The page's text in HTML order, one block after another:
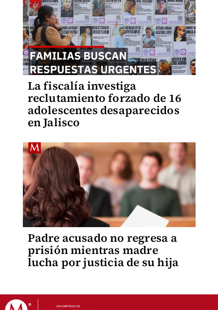
La fiscalía investiga
reclutamiento forzado de 16
adolescentes desaparecidos
en Jalisco
Padre acusado no regresa a
prisión mientras madre
lucha por justicia de su hija